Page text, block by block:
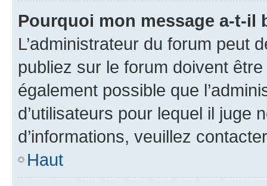
Pourquoi mon message a-t-il
L’administrateur du forum peut
publiez sur le forum doivent
également possible que
d’utilisateurs pour lequel il juge
d’informations, veuillez
Haut